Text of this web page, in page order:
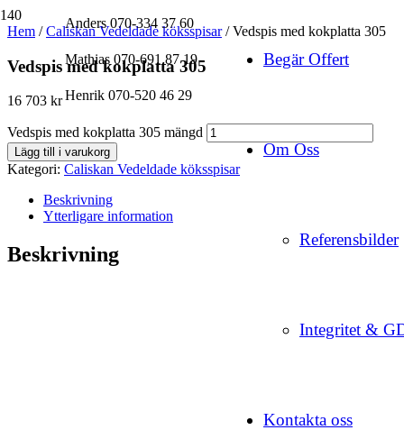
Anders 070-334 37 60
Mathias 070-691 87 19
Henrik 070-520 46 29
Begär Offert
Om Oss
Referensbilder
Integritet &
Kontakta oss
Hem /Caliskan Vedeldade köksspisar/ Vedspis med kokplatta 305
Vedspis med kokplatta 305
16 703 kr
Vedspis med kokplatta 305 mängd
Lägg till i varukorg
Kategori: Caliskan Vedeldade köksspisar
Beskrivning
Ytterligare information
Beskrivning